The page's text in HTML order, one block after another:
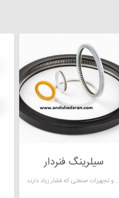
سیلرینگ فنردار
رینگ های پلیمری یا رینگ تفلونی ، رینگ ها یا قطعاتی هستند که جهت آب بندی شیرها ، آب بندی سیلندر و پیستون ها و تجهیزات صنعتی که فشار زیاد دارند